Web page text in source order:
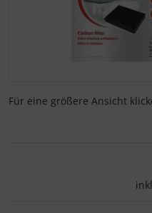
Für eine größere Ansicht